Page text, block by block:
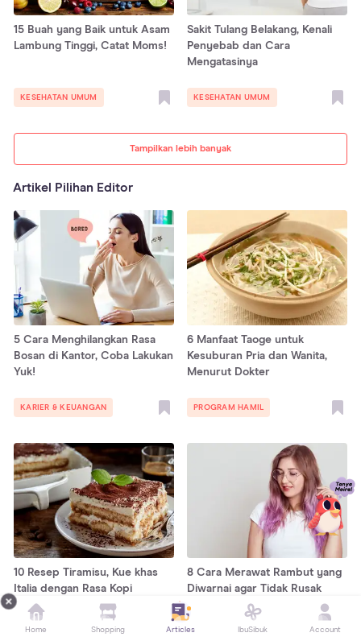
Tampilkan lebih banyak
15 Buah yang Baik untuk Asam
Lambung Tinggi, Catat Moms!
KESEHATAN UMUM
Sakit Tulang Belakang, Kenali
Penyebab dan Cara
Mengatasinya
KESEHATAN UMUM
Artikel Pilihan Editor
5 Cara Menghilangkan Rasa
Bosan di Kantor, Coba Lakukan
Yuk!
KARIER & KEUANGAN
6 Manfaat Taoge untuk
Kesuburan Pria dan Wanita,
Menurut Dokter
PROGRAM HAMIL
10 Resep Tiramisu, Kue khas
Italia dengan Rasa Kopi
8 Cara Merawat Rambut yang
Diwarnai agar Tidak Rusak
Home Shopping Articles IbuSibuk Account